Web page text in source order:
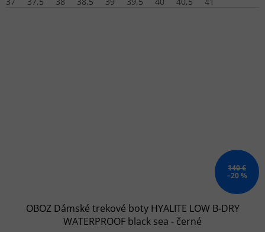
140 €
–20 %
OBOZ Dámské trekové boty HYALITE LOW B-DRY
WATERPROOF black sea - černé